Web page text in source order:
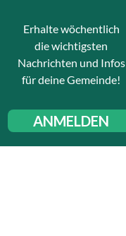
Erhalte wöchentlich
die wichtigsten
Nachrichten und Infos
für deine Gemeinde!
ANMELDEN